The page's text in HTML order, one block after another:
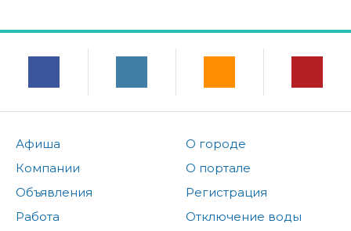
Афиша
Компании
Объявления
Работа
О городе
О портале
Регистрация
Отключение воды